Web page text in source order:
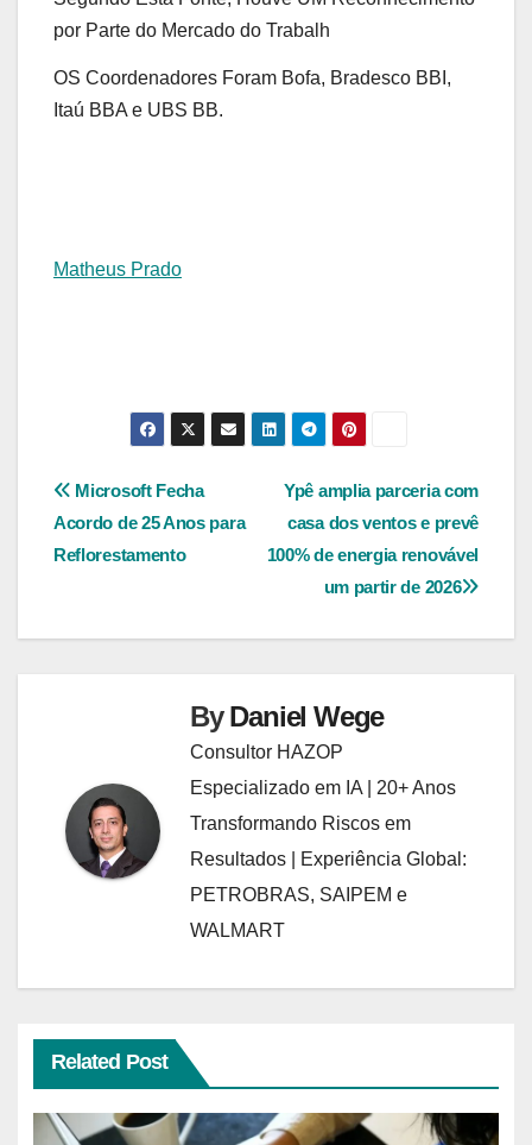
por Parte do Mercado do Trabalh
OS Coordenadores Foram Bofa, Bradesco BBI,
Itaú BBA e UBS BB.
Matheus Prado
Navegação
de
Ypê amplia parceria com
casa dos ventos e prevê
100% de energia renovável
um partir de 2026
Microsoft Fecha
Acordo de 25 Anos para
Reflorestamento
ByDaniel Wege
Consultor HAZOP
Especializado em IA | 20+ Anos
Transformando Riscos em
Resultados | Experiência Global:
PETROBRAS, SAIPEM e
WALMART
Related Post